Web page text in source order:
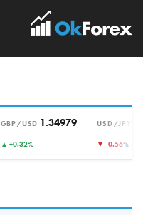
GBP/USD 1.34979
▲ +0.32%
USD/JPY
▼ -0.56%
›